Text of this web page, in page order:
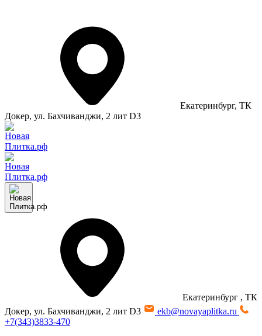
Екатеринбург, ТК
Докер, ул. Бахчиванджи, 2 лит D3
Екатеринбург , ТК
Докер, ул. Бахчиванджи, 2 лит D3
ekb@novayaplitka.ru
+7(343)3833-470